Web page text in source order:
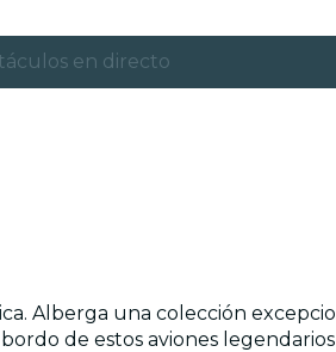
en directo
Alberga una colección
de estos aviones